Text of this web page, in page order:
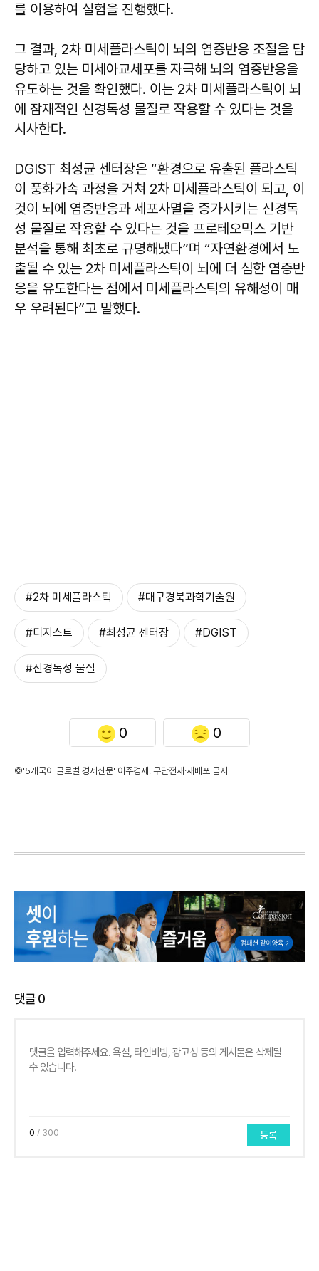
를 이용하여 실험을 진행했다.
그 결과, 2차 미세플라스틱이 뇌의 염증반응 조절을 담
당하고 있는 미세아교세포를 자극해 뇌의 염증반응을
유도하는 것을 확인했다. 이는 2차 미세플라스틱이 뇌
에 잠재적인 신경독성 물질로 작용할 수 있다는 것을
시사한다.
DGIST 최성균 센터장은 “환경으로 유출된 플라스틱
이 풍화가속 과정을 거쳐 2차 미세플라스틱이 되고, 이
것이 뇌에 염증반응과 세포사멸을 증가시키는 신경독
성 물질로 작용할 수 있다는 것을 프로테오믹스 기반
분석을 통해 최초로 규명해냈다”며 “자연환경에서 노
출될 수 있는 2차 미세플라스틱이 뇌에 더 심한 염증반
응을 유도한다는 점에서 미세플라스틱의 유해성이 매
우 우려된다”고 말했다.
#2차 미세플라스틱 #대구경북과학기술원
#디지스트 #최성균 센터장 #DGIST
#신경독성 물질
0 0
©'5개국어 글로벌 경제신문' 아주경제. 무단전재·재배포 금지
댓글0
0 / 300 등록